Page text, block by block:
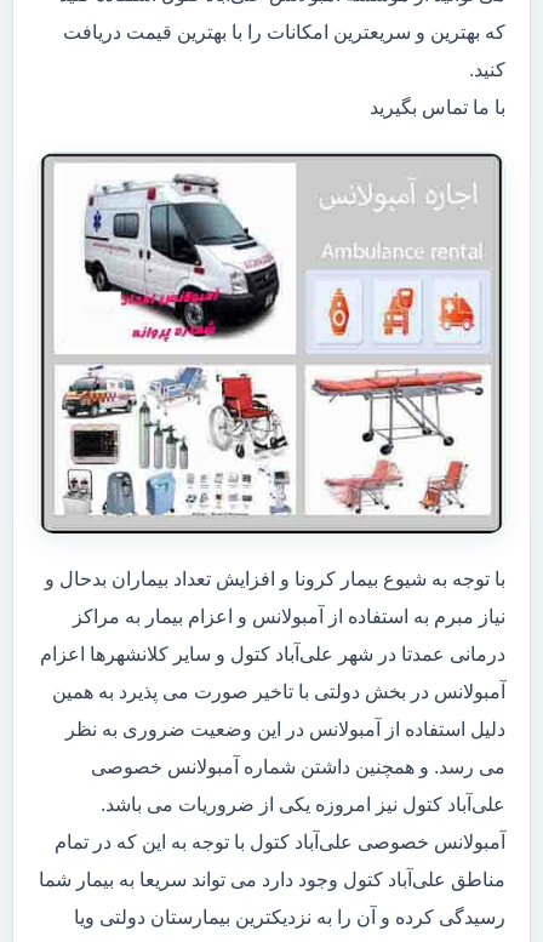
که بهترین و سریعترین امکانات را با بهترین قیمت دریافت
کنید.
با ما تماس بگیرید
با توجه به شیوع بیمار کرونا و افزایش تعداد بیماران بدحال و
نیاز مبرم به استفاده از آمبولانس و اعزام بیمار به مراکز
درمانی عمدتا در شهر علی‌آباد کتول و سایر کلانشهرها اعزام
آمبولانس در بخش دولتی با تاخیر صورت می پذیرد به همین
دلیل استفاده از آمبولانس در این وضعیت ضروری به نظر
می رسد. و همچنین داشتن شماره آمبولانس خصوصی
علی‌آباد کتول نیز امروزه یکی از ضروریات می باشد.
آمبولانس خصوصی علی‌آباد کتول با توجه به این که در تمام
مناطق علی‌آباد کتول وجود دارد می تواند سریعا به بیمار شما
رسیدگی کرده و آن را به نزدیکترین بیمارستان دولتی ویا